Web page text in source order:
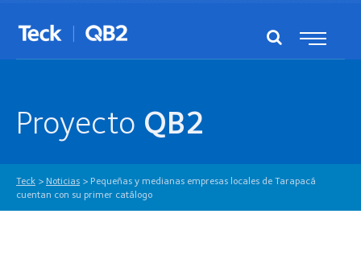
Proyecto QB2
Teck > Noticias > Pequeñas y medianas empresas locales de Tarapacá
cuentan con su primer catálogo